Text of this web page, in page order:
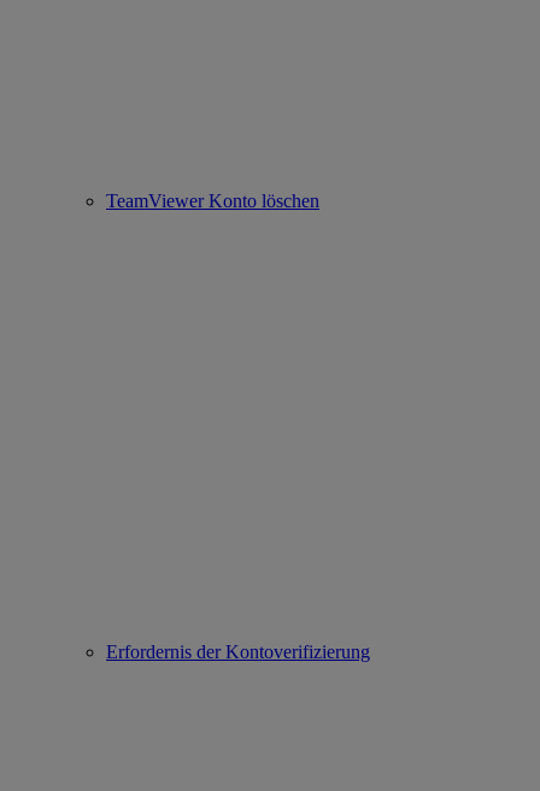
TeamViewer Konto löschen
Erfordernis der Kontoverifizierung